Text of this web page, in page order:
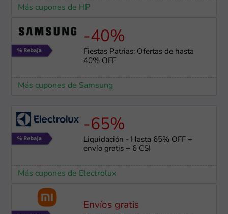
Más cupones de HP
-40%
Fiestas Patrias: Ofertas de hasta
40% OFF
Más cupones de Samsung
-65%
Liquidación - Hasta 65% OFF +
envío gratis + 6 CSI
Más cupones de Electrolux
Envíos gratis